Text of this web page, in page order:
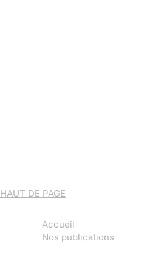
HAUT DE PAGE
Accueil
Nos publications